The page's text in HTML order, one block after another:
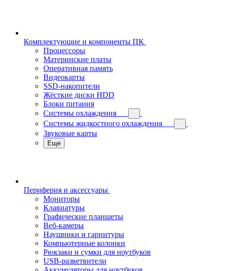
Комплектующие и компоненты ПК
Процессоры
Материнские платы
Оперативная память
Видеокарты
SSD-накопители
Жёсткие диски HDD
Блоки питания
Системы охлаждения
Системы жидкостного охлаждения
Звуковые карты
Еще
Периферия и аксессуары
Мониторы
Клавиатуры
Графические планшеты
Веб-камеры
Наушники и гарнитуры
Компьютерные колонки
Рюкзаки и сумки для ноутбуков
USB-разветвители